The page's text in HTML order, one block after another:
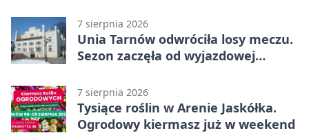
7 sierpnia 2026
Unia Tarnów odwróciła losy meczu.
Sezon zaczęła od wyjazdowej
7 sierpnia 2026
Tysiące roślin w Arenie Jaskółka.
Ogrodowy kiermasz już w weekend